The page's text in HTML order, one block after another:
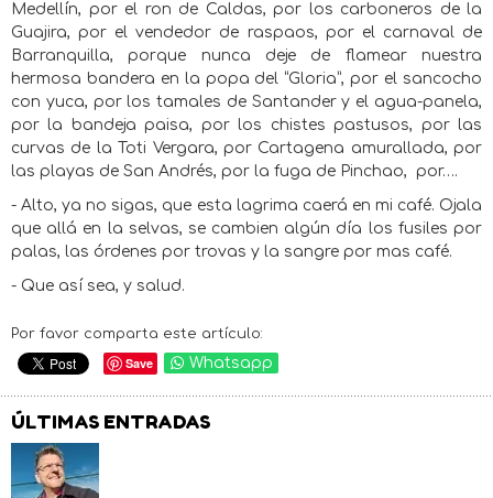
Medellín, por el ron de Caldas, por los carboneros de la
Guajira, por el vendedor de raspaos, por el carnaval de
Barranquilla, porque nunca deje de flamear nuestra
hermosa bandera en la popa del “Gloria”, por el sancocho
con yuca, por los tamales de Santander y el agua-panela,
por la bandeja paisa, por los chistes pastusos, por las
curvas de la Toti Vergara, por Cartagena amurallada, por
las playas de San Andrés, por la fuga de Pinchao,
por….
- Alto, ya no sigas, que esta lagrima caerá en mi café. Ojala
que allá en la selvas, se cambien algún día los fusiles por
palas, las órdenes por trovas y la sangre por mas café.
- Que así sea, y salud.
Por favor comparta este artículo:
Save Whatsapp
ÚLTIMAS ENTRADAS